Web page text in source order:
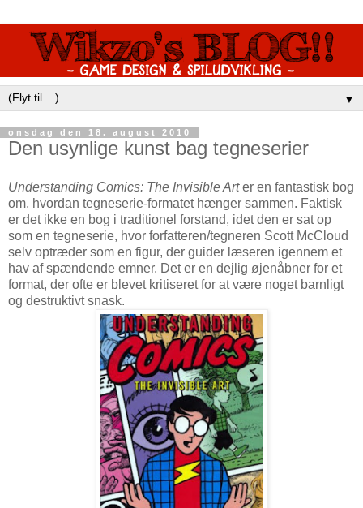
▼
onsdag den 18. august 2010
Den usynlige kunst bag tegneserier
Understanding Comics: The Invisible Arter en fantastisk bog
om, hvordan tegneserie-formatet hænger sammen. Faktisk
er det ikke en bog i traditionel forstand, idet den er sat op
som en tegneserie, hvor forfatteren/tegneren Scott McCloud
selv optræder som en figur, der guider læseren igennem et
hav af spændende emner. Det er en dejlig øjenåbner for et
format, der ofte er blevet kritiseret for at være noget barnligt
og destruktivt snask.